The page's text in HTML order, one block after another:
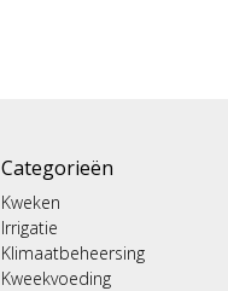
Categorieën
Kweken
Irrigatie
Klimaatbeheersing
Kweekvoeding